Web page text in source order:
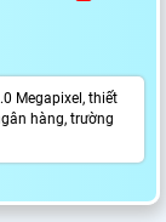
Megapixel, thiết
hàng, trường